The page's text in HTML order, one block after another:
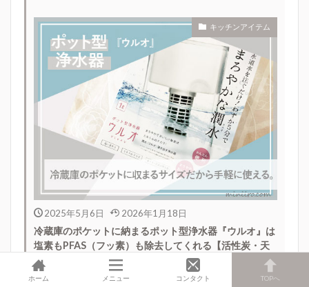
キッチンアイテム
2025年5月6日 2026年1月18日
冷蔵庫のポケットに納まるポット型浄水器『ウルオ』は
塩素もPFAS（フッ素）も除去してくれる【活性炭・天
然石使用】
ホーム メニュー コンタクト TOPへ